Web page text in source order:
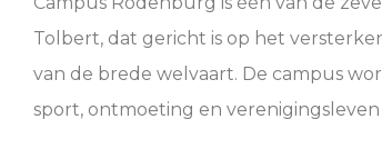
Tolbert, dat gericht is op het
van de brede welvaart. De campus
sport, ontmoeting en